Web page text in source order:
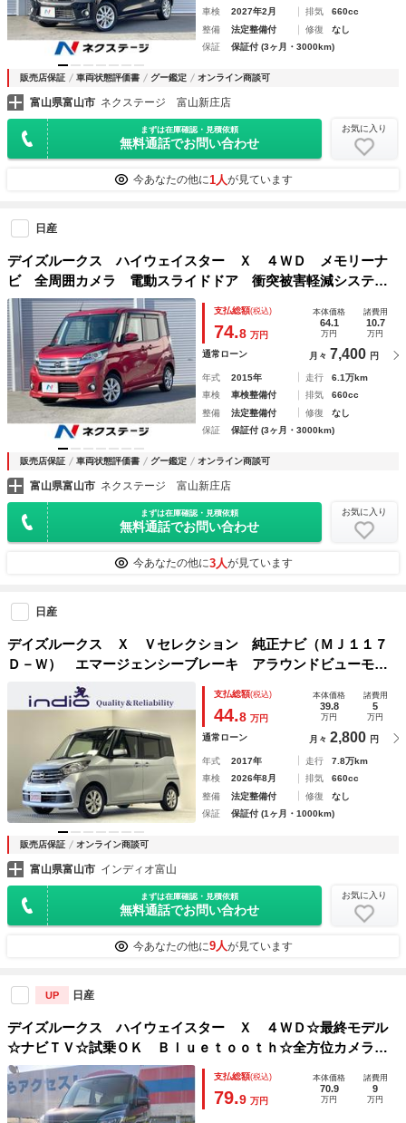
車検
2027年2月 排気
660cc
整備
法定整備付 修復
なし
保証
保証付 (3ヶ月・3000km)
販売店保証 車両状態評価書 グー鑑定 オンライン商談可
富山県富山市 ネクステージ 富山新庄店
まずは在庫確認・見積依頼
無料通話でお問い合わせ
お気に入り
今あなたの他に1人が見ています
日産
デイズルークス ハイウェイスター Ｘ ４ＷＤ メモリーナ
ビ 全周囲カメラ 電動スライドドア 衝突被害軽減システ
ム 禁煙車 スマートキー ＨＩＤヘッドライト ＥＴＣ 純
正１４インチアルミ オートライト Ｂｌｕｅｔｏｏｔｈ Ｃ
Ｄ ＤＶＤ再生
支払総額(税込)
74.8 万円
本体価格
64.1
万円
諸費用
10.7
万円
通常ローン 月々 7,400 円
年式 2015年 走行
6.1万km
車検
車検整備付 排気
660cc
整備
法定整備付 修復
なし
保証
保証付 (3ヶ月・3000km)
販売店保証 車両状態評価書 グー鑑定 オンライン商談可
富山県富山市 ネクステージ 富山新庄店
まずは在庫確認・見積依頼
無料通話でお問い合わせ
お気に入り
今あなたの他に3人が見ています
日産
デイズルークス Ｘ Ｖセレクション 純正ナビ（ＭＪ１１７
Ｄ－Ｗ） エマージェンシーブレーキ アラウンドビューモニ
ター スマートキー 後席シートバックテーブル 純正アルミ
ホイール Ｂｌｕｅｔｏｏｔｈ 電動格納ミラー 横滑り防止
支払総額(税込)
44.8 万円
本体価格
39.8
万円
諸費用
5
万円
通常ローン 月々 2,800 円
年式 2017年 走行
7.8万km
車検
2026年8月 排気
660cc
整備
法定整備付 修復
なし
保証
保証付 (1ヶ月・1000km)
販売店保証 オンライン商談可
富山県富山市 インディオ富山
まずは在庫確認・見積依頼
無料通話でお問い合わせ
お気に入り
今あなたの他に9人が見ています
UP 日産
デイズルークス ハイウェイスター Ｘ ４ＷＤ☆最終モデル
☆ナビＴＶ☆試乗ＯＫ Ｂｌｕｅｔｏｏｔｈ☆全方位カメラ☆
電動ドア☆ＬＥＤオートライト☆シートヒーター☆インテリキ
ー☆プッシュスタート☆エマージェンシーブレーキ☆Ａストッ
プ☆ドラレコ☆禁煙車☆４ＷＤ☆ナビＴＶ☆試乗ＯＫ☆
支払総額(税込)
79.9 万円
本体価格
70.9
万円
諸費用
9
万円